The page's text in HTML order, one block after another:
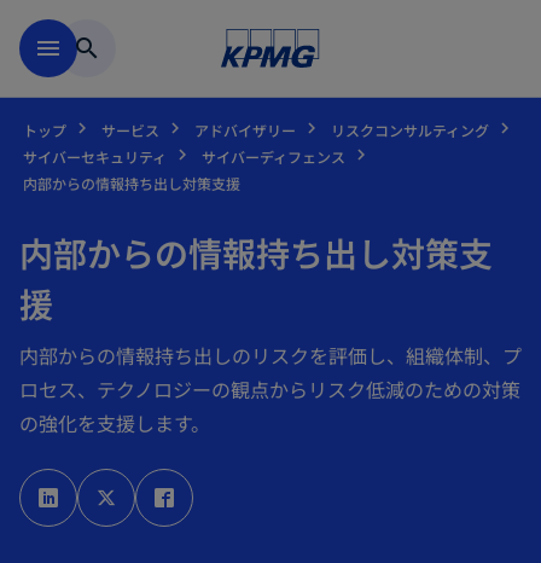
menu search
トップ サービス アドバイザリー
リスクコンサルティング
サイバーセキュリティ
サイバーディフェンス
内部からの情報持ち出し対策支援
内部からの情報持ち出し対策支
援
内部からの情報持ち出しのリスクを評価し、組織体制、プ
ロセス、テクノロジーの観点からリスク低減のための対策
の強化を支援します。
新
し
い
タ
新
し
い
タ
し
い